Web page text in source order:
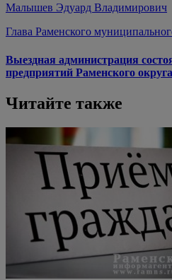
Малышев Эдуард Владимирович
Глава Раменского
Выездная администрация
предприятий Раменского округа
Читайте также